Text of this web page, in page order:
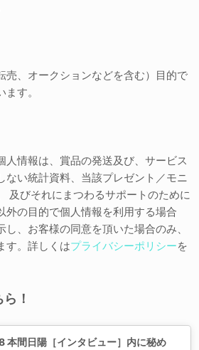
売、オークションなどを含む）目的で
す。
人情報は、賞品の発送及び、サービス
ない統計資料、当該プレゼント／モニ
及びそれにまつわるサポートのために
外の目的で個人情報を利用する場合
、お客様の同意を頂いた場合のみ、
す。詳しくはプライバシーポリシーを
！
本間日陽［インタビュー］内に秘め